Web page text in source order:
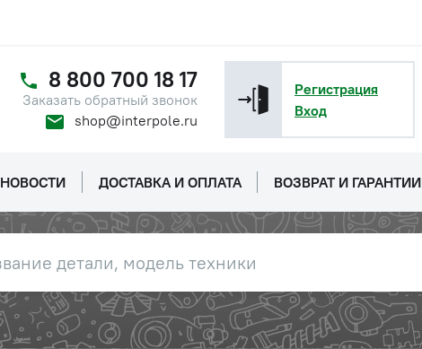
8 800 700 18 17
Заказать обратный звонок
shop@interpole.ru
Регистрация
Вход
НОВОСТИ ДОСТАВКА И ОПЛАТА ВОЗВРАТ И ГАРАНТИИ